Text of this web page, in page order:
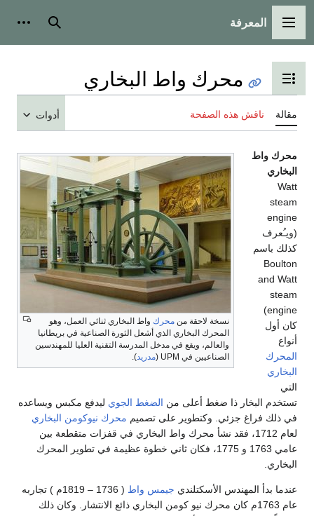
القائمة الرئيسية
المعرفة بحث
تبديل عرض جدول المحتويات
محرك واط البخاري
مقالة ناقش هذه الصفحة أدوات
نسخة لاحقة من محرك واط البخاري ثنائي العمل، وهو
المحرك البخاري الذي أشعل الثورة الصناعية في بريطانيا
والعالم، ويقع في مدخل المدرسة التقنية العليا للمهندسين
الصناعيين في UPM (
مدريد).
محرك واط
البخاري
Watt
steam
engine
(ويـُعرف
كذلك باسم
Boulton
and Watt
steam
engine)
كان أول
أنواع
المحرك
البخاري
التي
تستخدم البخار ذا ضغط أعلى من الضغط الجوي ليدفع مكبس ويساعده
في ذلك فراغ جزئي. وكتطوير على تصميم محرك نيوكومن البخاري
لعام 1712، فقد نشأ محرك واط البخاري في قفزات متقطعة بين
عامي 1763 و 1775، فكان ثاني خطوة عظيمة في تطوير المحرك
البخاري.
عندما بدأ المهندس الأسكتلندي جيمس واط
( 1736 – 1819م ) تجاربه
عام 1763م كان محرك نيو كومن البخاري ذائع الانتشار. وكان ذلك